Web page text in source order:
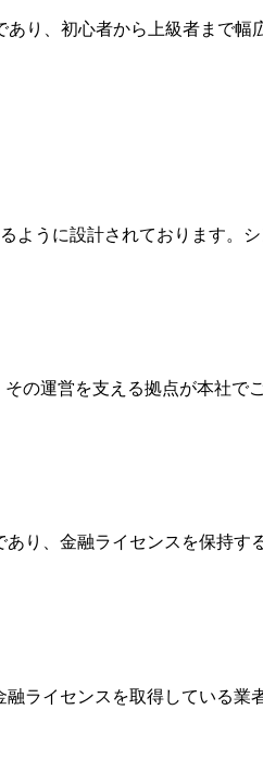
り、初心者から上級者まで幅
うに設計されております。
の運営を支える拠点が本社で
り、金融ライセンスを保持
ライセンスを取得している